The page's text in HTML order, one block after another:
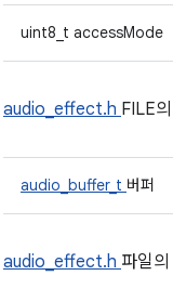
uint8_t accessMode
audio_effect.h FILE의
audio_buffer_t 버퍼
audio_effect.h 파일의